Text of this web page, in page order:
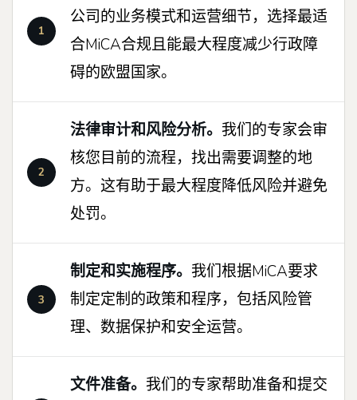
公司的业务模式和运营细节，选择最适
合MiCA合规且能最大程度减少行政障
碍的欧盟国家。
法律审计和风险分析。 我们的专家会审
核您目前的流程，找出需要调整的地
方。这有助于最大程度降低风险并避免
处罚。
制定和实施程序。 我们根据MiCA要求
制定定制的政策和程序，包括风险管
理、数据保护和安全运营。
文件准备。 我们的专家帮助准备和提交